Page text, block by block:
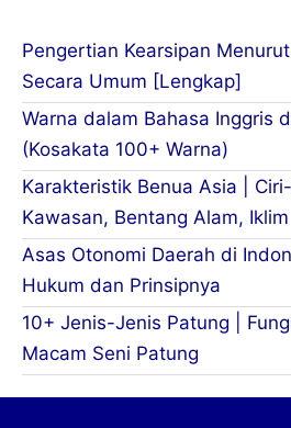
Pengertian Kearsipan
Secara Umum [Lengkap]
Warna dalam Bahasa Inggris
(Kosakata 100+ Warna)
Karakteristik Benua Asia |
Kawasan, Bentang Alam, Iklim
Asas Otonomi Daerah di
Hukum dan Prinsipnya
10+ Jenis-Jenis Patung |
Macam Seni Patung